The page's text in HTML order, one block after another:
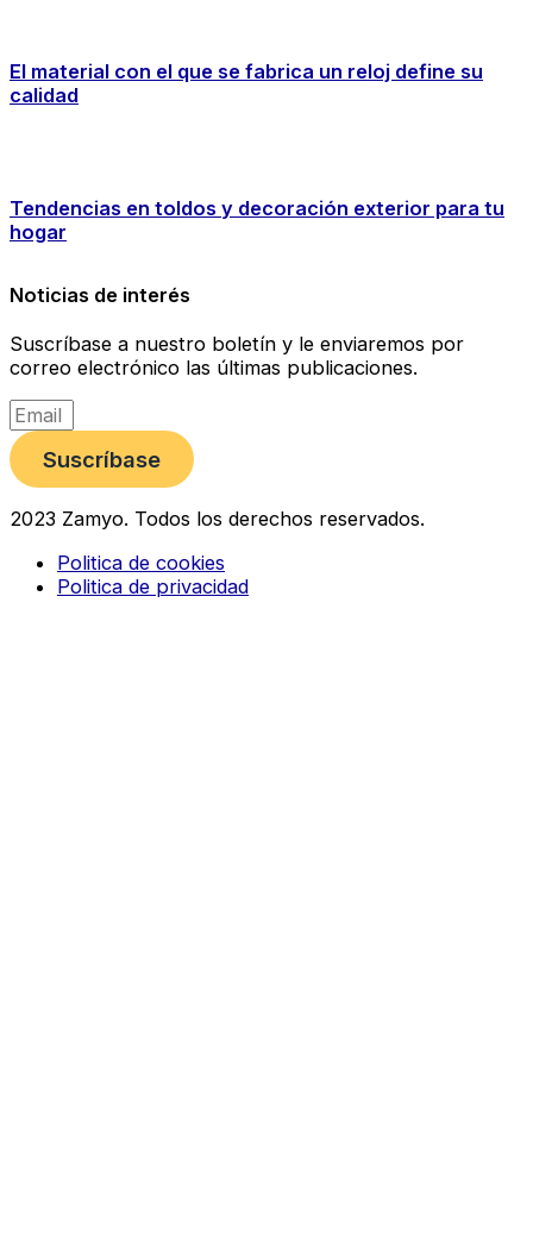
El material con el que se fabrica un reloj define su
calidad
Tendencias en toldos y decoración exterior para tu
hogar
Noticias de interés
Suscríbase a nuestro boletín y le enviaremos por
correo electrónico las últimas publicaciones.
Suscríbase
2023 Zamyo. Todos los derechos reservados.
Politica de cookies
Politica de privacidad